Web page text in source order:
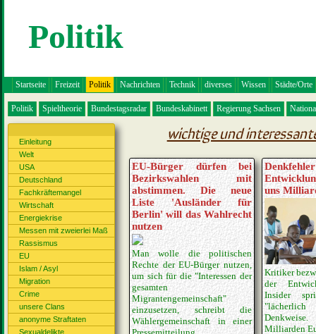
Politik
Startseite Freizeit Politik Nachrichten Technik diverses Wissen Städte/Orte
Politik Spieltheorie Bundestagsradar Bundeskabinett Regierung Sachsen
Einleitung
Welt
USA
Deutschland
Fachkräftemangel
Wirtschaft
Energiekrise
Messen mit zweierlei Maß
Rassismus
EU
Islam / Asyl
Migration
Crime
unsere Clans
anonyme Straftaten
Sexualdelikte
wichtige und
EU-Bürger dürfen bei
Bezirkswahlen mit
abstimmen. Die neue
Liste 'Ausländer für
Berlin' will das Wahlrecht
nutzen
Man wolle die politischen
Rechte der EU-Bürger nutzen,
um sich für die "Interessen der
gesamten
Migrantengemeinschaft"
einzusetzen, schreibt die
Wählergemeinschaft in einer
uns
Kritiker
der
Insider
"lächerlich
Milliarden